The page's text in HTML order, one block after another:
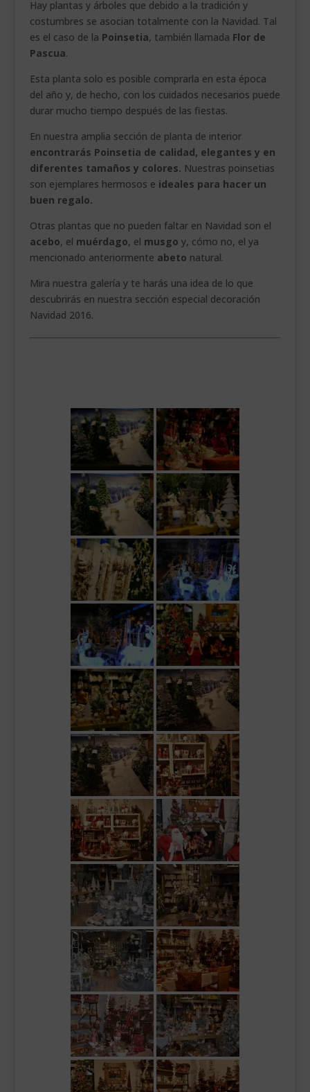
Hay plantas y árboles que debido a la tradición y
costumbres se asocian totalmente con la Navidad. Tal
es el caso de la Poinsetia, también llamada Flor de
Pascua.
Esta planta solo es posible comprarla en esta época
del año y, de hecho, con los cuidados necesarios puede
durar mucho tiempo después de las fiestas.
En nuestra amplia sección de planta de interior
encontrarás Poinsetia de calidad, elegantes y en
diferentes tamaños y colores. Nuestras poinsetias
son ejemplares hermosos e ideales para hacer un
buen regalo.
Otras plantas que no pueden faltar en Navidad son el
acebo, el muérdago, el musgo y, cómo no, el ya
mencionado anteriormente abeto natural.
Mira nuestra galería y te harás una idea de lo que
descubrirás en nuestra sección especial decoración
Navidad 2016.